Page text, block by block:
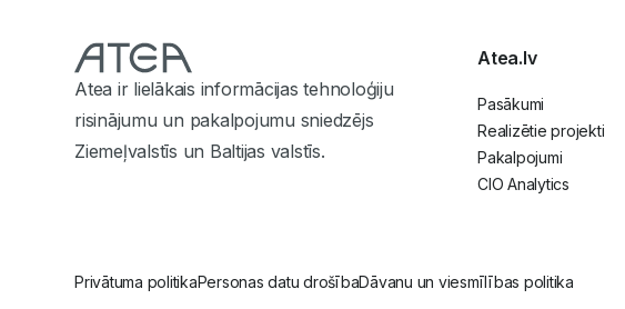
Atea ir lielākais informācijas tehnoloģiju
risinājumu un pakalpojumu sniedzējs
Ziemeļvalstīs un Baltijas valstīs.
Atea.lv
Pasākumi
Realizētie projekti
Pakalpojumi
CIO Analytics
Privātuma politikaPersonas datu drošībaDāvanu un viesmīlības politika